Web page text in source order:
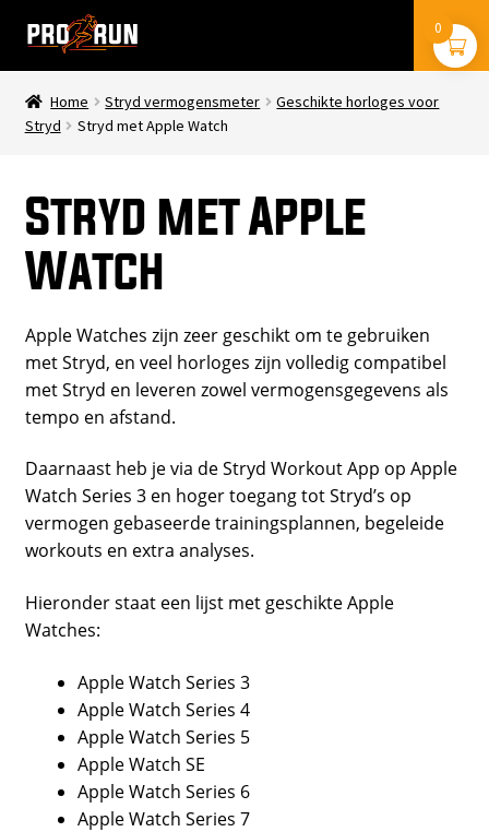
door
naar
navigatie
naar
de
inhoud
Menu
stryd
mijn account
Home Stryd vermogensmeter
Geschikte horloges voor
Stryd
Stryd met Apple Watch
Stryd met Apple
Watch
Apple Watches zijn zeer geschikt om te gebruiken
met Stryd, en veel horloges zijn volledig compatibel
met Stryd en leveren zowel vermogensgegevens als
tempo en afstand.
Daarnaast heb je via de Stryd Workout App op Apple
Watch Series 3 en hoger toegang tot Stryd’s op
vermogen gebaseerde trainingsplannen, begeleide
workouts en extra analyses.
Hieronder staat een lijst met geschikte Apple
Watches:
Apple Watch Series 3
Apple Watch Series 4
Apple Watch Series 5
Apple Watch SE
Apple Watch Series 6
Apple Watch Series 7
0